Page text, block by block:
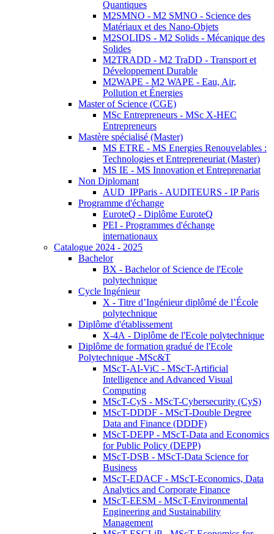
Quantiques
M2SMNO - M2 SMNO - Science des
Matériaux et des Nano-Objets
M2SOLIDS - M2 Solids - Mécanique des
Solides
M2TRADD - M2 TraDD - Transport et
Développement Durable
M2WAPE - M2 WAPE - Eau, Air,
Pollution et Énergies
Master of Science (CGE)
MSc Entrepreneurs - MSc X-HEC
Entrepreneurs
Mastère spécialisé (Master)
MS ETRE - MS Energies Renouvelables :
Technologies et Entrepreneuriat (Master)
MS IE - MS Innovation et Entreprenariat
Non Diplomant
AUD_IPParis - AUDITEURS - IP Paris
Programme d'échange
EuroteQ - Diplôme EuroteQ
PEI - Programmes d'échange
internationaux
Catalogue 2024 - 2025
Bachelor
BX - Bachelor of Science de l'Ecole
polytechnique
Cycle Ingénieur
X - Titre d’Ingénieur diplômé de l’École
polytechnique
Diplôme d'établissement
X-4A - Diplôme de l'Ecole polytechnique
Diplôme de formation gradué de l'Ecole
Polytechnique -MSc&T
MScT-AI-ViC - MScT-Artificial
Intelligence and Advanced Visual
Computing
MScT-CyS - MScT-Cybersecurity (CyS)
MScT-DDDF - MScT-Double Degree
Data and Finance (DDDF)
MScT-DEPP - MScT-Data and Economics
for Public Policy (DEPP)
MScT-DSB - MScT-Data Science for
Business
MScT-EDACF - MScT-Economics, Data
Analytics and Corporate Finance
MScT-EESM - MScT-Environmental
Engineering and Sustainability
Management